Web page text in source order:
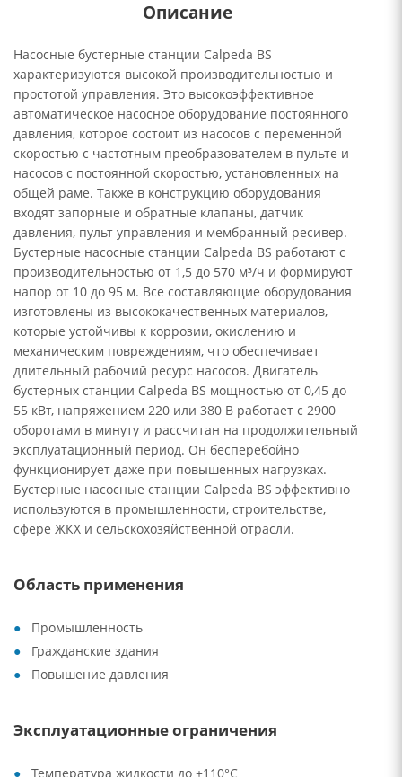
Описание
Насосные бустерные станции Calpeda BS
характеризуются высокой производительностью и
простотой управления. Это высокоэффективное
автоматическое насосное оборудование постоянного
давления, которое состоит из насосов с переменной
скоростью с частотным преобразователем в пульте и
насосов с постоянной скоростью, установленных на
общей раме. Также в конструкцию оборудования
входят запорные и обратные клапаны, датчик
давления, пульт управления и мембранный ресивер.
Бустерные насосные станции Calpeda BS работают с
производительностью от 1,5 до 570 м³/ч и формируют
напор от 10 до 95 м. Все составляющие оборудования
изготовлены из высококачественных материалов,
которые устойчивы к коррозии, окислению и
механическим повреждениям, что обеспечивает
длительный рабочий ресурс насосов. Двигатель
бустерных станции Calpeda BS мощностью от 0,45 до
55 кВт, напряжением 220 или 380 В работает с 2900
оборотами в минуту и рассчитан на продолжительный
эксплуатационный период. Он бесперебойно
функционирует даже при повышенных нагрузках.
Бустерные насосные станции Calpeda BS эффективно
используются в промышленности, строительстве,
сфере ЖКХ и сельскохозяйственной отрасли.
Область применения
Промышленность
Гражданские здания
Повышение давления
Эксплуатационные ограничения
Температура жидкости до +110°C